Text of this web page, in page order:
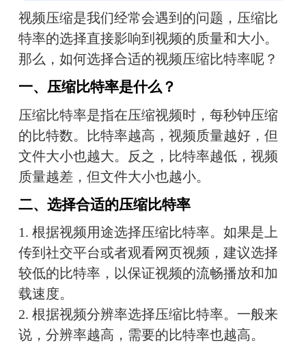
视频压缩是我们经常会遇到的问题，压缩比
特率的选择直接影响到视频的质量和大小。
那么，如何选择合适的视频压缩比特率呢？
一、压缩比特率是什么？
压缩比特率是指在压缩视频时，每秒钟压缩
的比特数。比特率越高，视频质量越好，但
文件大小也越大。反之，比特率越低，视频
质量越差，但文件大小也越小。
二、选择合适的压缩比特率
1. 根据视频用途选择压缩比特率。如果是上
传到社交平台或者观看网页视频，建议选择
较低的比特率，以保证视频的流畅播放和加
载速度。
2. 根据视频分辨率选择压缩比特率。一般来
说，分辨率越高，需要的比特率也越高。